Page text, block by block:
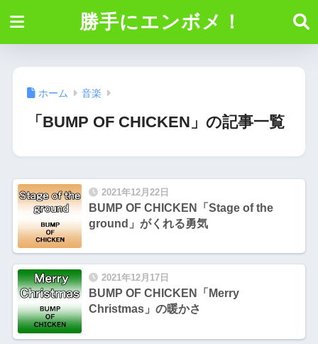
勝手にエンボメ！
ホーム 音楽
「BUMP OF CHICKEN」の記事一覧
2021年12月22日
BUMP OF CHICKEN「Stage of the
ground」がくれる勇気
2021年12月17日
BUMP OF CHICKEN「Merry
Christmas」の暖かさ